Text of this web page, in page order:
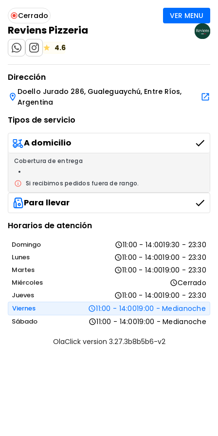
Cerrado VER MENU
Reviens Pizzeria
IR AL ENLACE
IR AL ENLACE
4.6
Dirección
Doello Jurado 286, Gualeguaychú, Entre Ríos,
Argentina
Tipos de servicio
A domicilio
Cobertura de entrega
Si recibimos pedidos fuera de rango.
Para llevar
Horarios de atención
Domingo 11:00 - 14:0019:30 - 23:30
Lunes 11:00 - 14:0019:00 - 23:30
Martes 11:00 - 14:0019:00 - 23:30
Miércoles Cerrado
Jueves 11:00 - 14:0019:00 - 23:30
Viernes 11:00 - 14:0019:00 - Medianoche
Sábado 11:00 - 14:0019:00 - Medianoche
OlaClick version 3.27.3b8b5b6-v2